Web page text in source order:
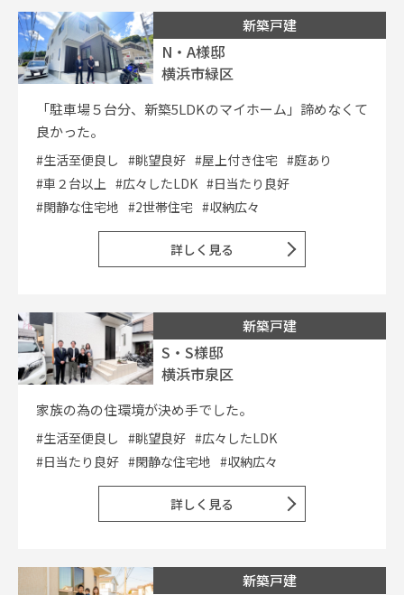
新築戸建
N・A様邸
横浜市緑区
「駐車場５台分、新築5LDKのマイホーム」諦めなくて
良かった。
#生活至便良し #眺望良好 #屋上付き住宅 #庭あり
#車２台以上 #広々したLDK #日当たり良好
#閑静な住宅地 #2世帯住宅 #収納広々
詳しく見る
新築戸建
S・S様邸
横浜市泉区
家族の為の住環境が決め手でした。
#生活至便良し #眺望良好 #広々したLDK
#日当たり良好 #閑静な住宅地 #収納広々
詳しく見る
新築戸建